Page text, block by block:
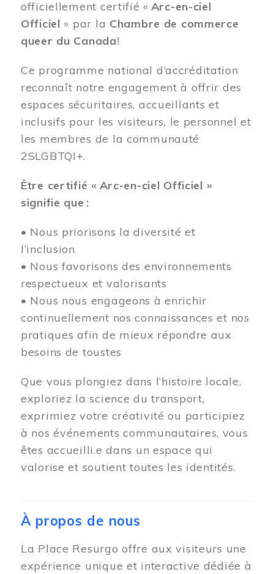
officiellement certifié « Arc-en-ciel
Officiel » par la Chambre de commerce
queer du Canada!
Ce programme national d’accréditation
reconnaît notre engagement à offrir des
espaces sécuritaires, accueillants et
inclusifs pour les visiteurs, le personnel et
les membres de la communauté
2SLGBTQI+.
Être certifié « Arc-en-ciel Officiel »
signifie que :
• Nous priorisons la diversité et
l’inclusion
• Nous favorisons des environnements
respectueux et valorisants
• Nous nous engageons à enrichir
continuellement nos connaissances et nos
pratiques afin de mieux répondre aux
besoins de toustes
Que vous plongiez dans l’histoire locale,
exploriez la science du transport,
exprimiez votre créativité ou participiez
à nos événements communautaires, vous
êtes accueilli.e dans un espace qui
valorise et soutient toutes les identités.
À propos de nous
La Place Resurgo offre aux visiteurs une
expérience unique et interactive dédiée à